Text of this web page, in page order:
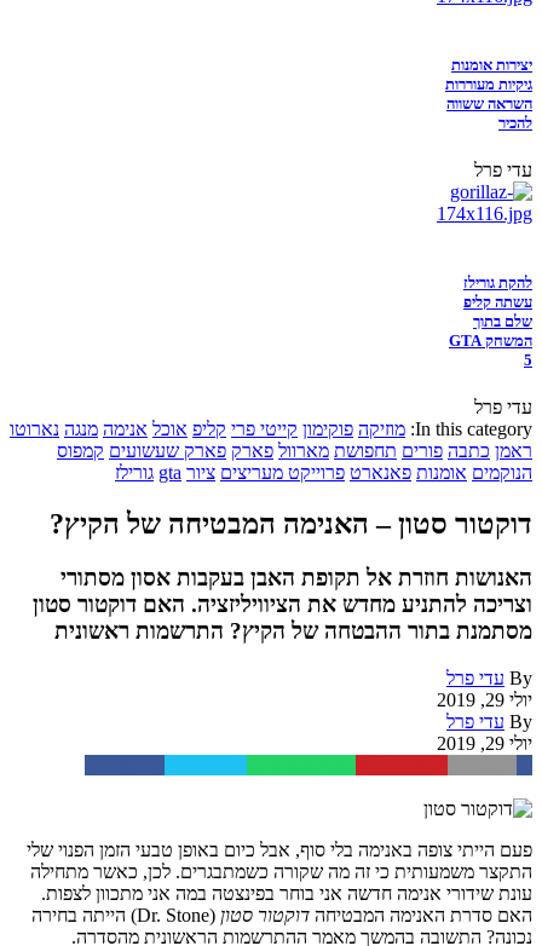
יצירות אומנות
גיקיות מעוררות
השראה ששווה
להכיר
עדי פרל
להקת גורילז
עשתה קליפ
שלם בתוך
המשחק GTA
5
עדי פרל
In this category: מוזיקה פוקימון קייטי פרי קליפ אוכל אנימה מנגה נארוטו
ראמן כתבה פורים תחפושת מארוול פארק פארק שעשועים קמפוס
הנוקמים אומנות פאנארט פרוייקט מעריצים ציור gta גורילז
דוקטור סטון – האנימה המבטיחה של הקיץ?
האנושות חוזרת אל תקופת האבן בעקבות אסון מסתורי
וצריכה להתניע מחדש את הציוויליזציה. האם דוקטור סטון
מסתמנת בתור ההבטחה של הקיץ? התרשמות ראשונית
By עדי פרל
יולי 29, 2019
By עדי פרל
יולי 29, 2019
פעם הייתי צופה באנימה בלי סוף, אבל כיום באופן טבעי הזמן הפנוי שלי
התקצר משמעותית כי זה מה שקורה כשמתבגרים. לכן, כאשר מתחילה
עונת שידורי אנימה חדשה אני בוחר בפינצטה במה אני מתכוון לצפות.
האם סדרת האנימה המבטיחה דוקטור סטון
(Dr. Stone) הייתה בחירה
נכונה? התשובה בהמשך מאמר ההתרשמות הראשונית מהסדרה.